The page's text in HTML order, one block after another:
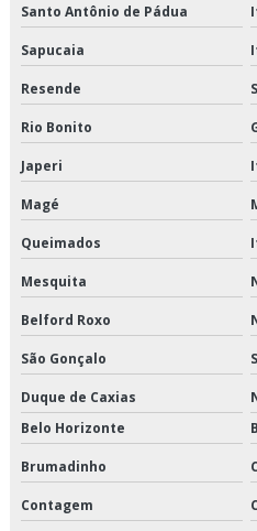
Empresa de armazenagem
Empresa de armazenagem para
Empresa de armazenagem para
Empresa de armazenamento
Empresa de crossdocking
Empresa de distribuição de
Empresa de distribuição de
Empresa de distribuição de
Empresa de distribuição e
Empresa de entrega de
Santo Antônio de Pádua
Sapucaia
Resende
Rio Bonito
Japeri
Magé
Queimados
Mesquita
Belford Roxo
São Gonçalo
Duque de Caxias
Belo Horizonte
Brumadinho
Contagem